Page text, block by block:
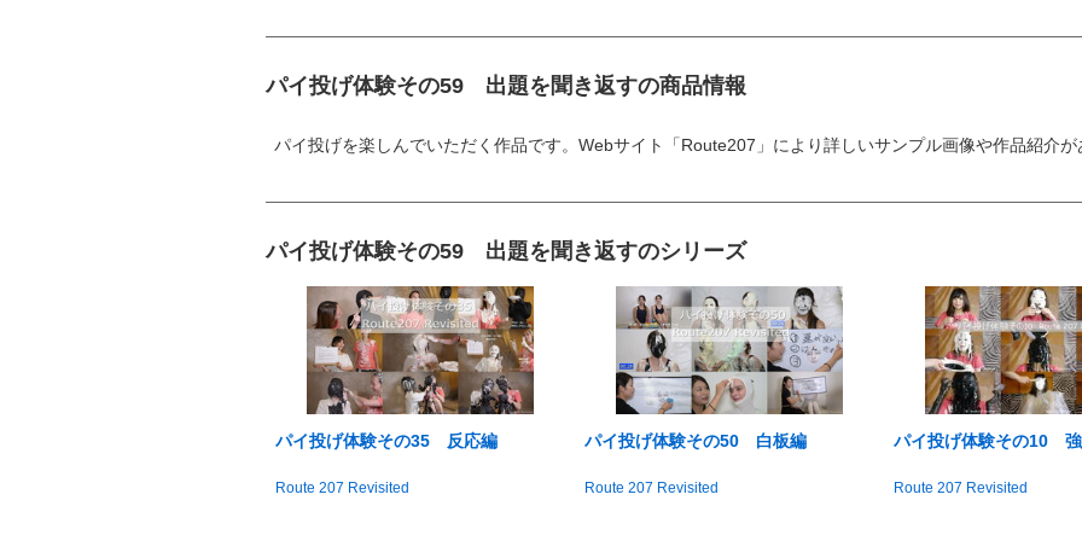
パイ投げ体験その59 出題を聞き返すの商品情報
パイ投げを楽しんでいただく作品です。Webサイト「Route207」により詳しいサンプル画像や作品紹介が
パイ投げ体験その59 出題を聞き返すのシリーズ
パイ投げ体験その35 反応編
Route 207 Revisited
パイ投げ体験その50 白板編
Route 207 Revisited
パイ投げ体験その10
Route 207 Revisited